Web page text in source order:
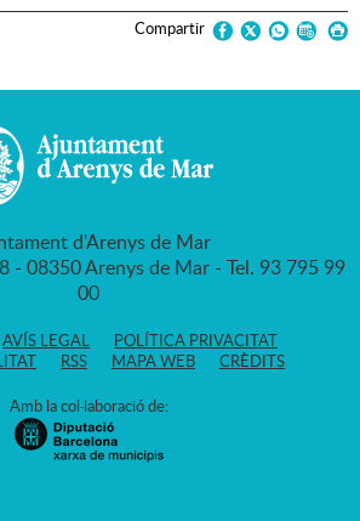
Compartir
d'Arenys de Mar
- 08350 Arenys de Mar - Tel. 93 795 99
00
AVÍS LEGAL
POLÍTICA PRIVACITAT
RSS MAPA WEB CRÈDITS
Amb la col·laboració de: